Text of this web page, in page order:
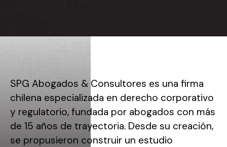
SPG Abogados & Consultores es una firma
chilena especializada en derecho corporativo
y regulatorio, fundada por abogados con más
de 15 años de trayectoria. Desde su creación,
se propusieron construir un estudio